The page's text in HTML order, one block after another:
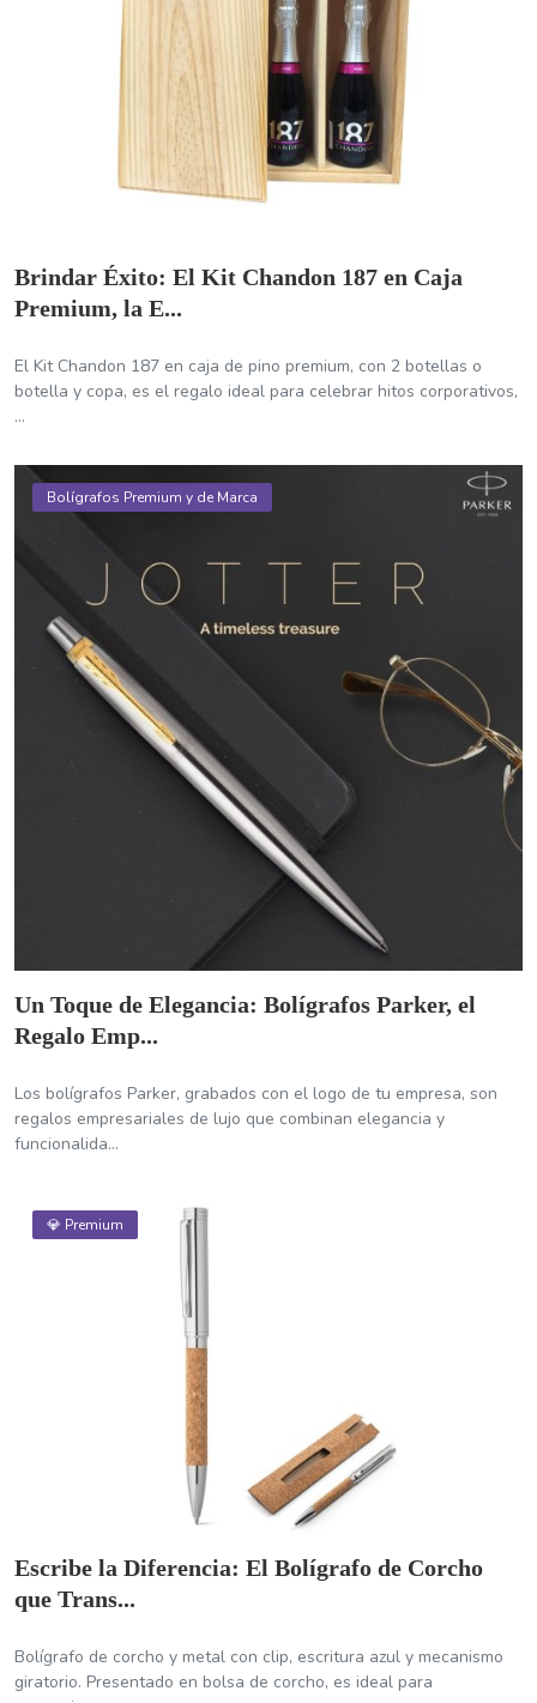
Brindar Éxito: El Kit Chandon 187 en Caja
Premium, la E...
El Kit Chandon 187 en caja de pino premium, con 2 botellas o
botella y copa, es el regalo ideal para celebrar hitos corporativos,
...
Bolígrafos Premium y de Marca
Un Toque de Elegancia: Bolígrafos Parker, el
Regalo Emp...
Los bolígrafos Parker, grabados con el logo de tu empresa, son
regalos empresariales de lujo que combinan elegancia y
funcionalida...
💎 Premium
Escribe la Diferencia: El Bolígrafo de Corcho
que Trans...
Bolígrafo de corcho y metal con clip, escritura azul y mecanismo
giratorio. Presentado en bolsa de corcho, es ideal para